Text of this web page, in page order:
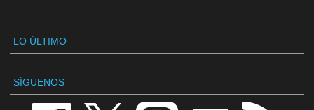
LO ÚLTIMO
SÍGUENOS